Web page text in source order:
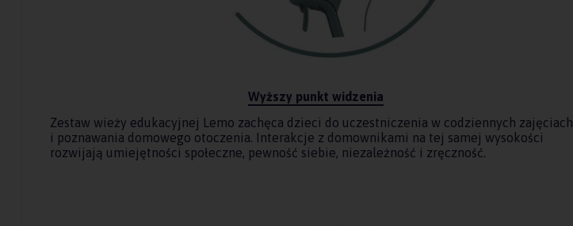
Wyższy punkt widzenia
Zestaw wieży edukacyjnej Lemo zachęca dzieci do uczestniczenia w codziennych zajęciach
i poznawania domowego otoczenia. Interakcje z domownikami na tej samej wysokości
rozwijają umiejętności społeczne, pewność siebie, niezależność i zręczność.